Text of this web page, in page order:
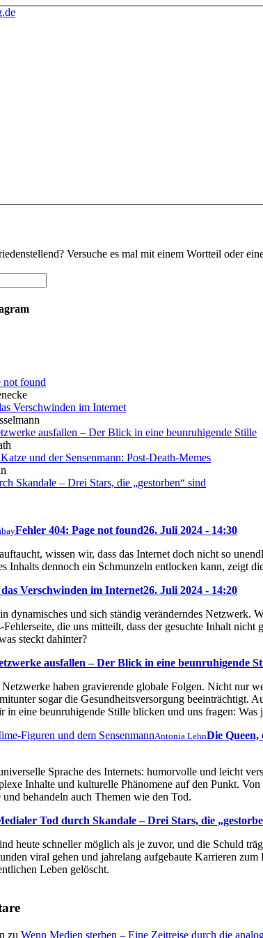
Versuche es mal mit einem Wortteil oder
not found
Verschwinden im Internet
ausfallen – Der Blick in eine beunruhigende Stille
und der Sensenmann: Post-Death-Memes
Skandale – Drei Stars, die „gestorben“ sind
Fehler 404: Page not found26. Juli 2024 - 14:30
wissen wir, dass das Internet doch nicht so
Inhalts dennoch ein Schmunzeln entlocken kann, zeigt
Verschwinden im Internet26. Juli 2024 - 14:20
dynamisches und sich ständig veränderndes Netzwerk.
die uns mitteilt, dass der gesuchte Inhalt
steckt dahinter?
ausfallen – Der Blick in eine beunruhigende
haben gravierende globale Folgen. Nicht nur
sogar die Gesundheitsversorgung beeinträchtigt.
in eine beunruhigende Stille blicken und uns fragen: Was
Antonia LehnDie Queen,
Sprache des Internets: humorvolle und leicht
Inhalte und kulturelle Phänomene auf den Punkt.
behandeln auch Themen wie den Tod.
Tod durch Skandale – Drei Stars, die
heute schneller möglich als je zuvor, und die Schuld
viral gehen und jahrelang aufgebaute Karrieren
Leben gelöscht.
zu Wenn Medien sterben – Eine Zeitreise durch die